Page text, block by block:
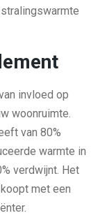
invloed op
woonruimte.
van 80%
warmte in
verdwijnt. Het
met een